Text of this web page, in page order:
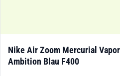
Nike Air Zoom Mercurial
Ambition Blau F400